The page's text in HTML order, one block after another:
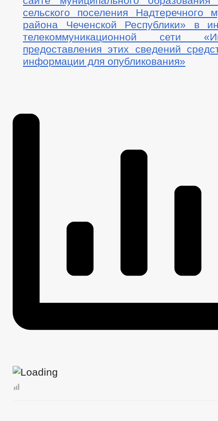
сельского поселения Надтеречного
района Чеченской Республики» в
телекоммуникационной сети
предоставления этих сведений
информации для опубликования»